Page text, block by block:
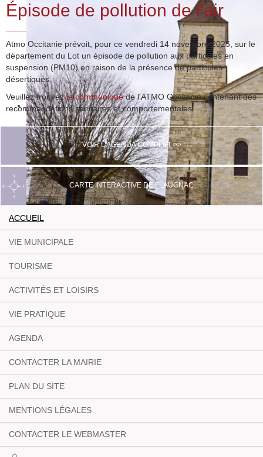
Épisode de pollution de l'air
Atmo Occitanie prévoit, pour ce vendredi 14 novembre 2025, sur le
département du Lot un épisode de pollution aux particules en
suspension (PM10) en raison de la présence de particules
désertiques.
Veuillez trouvezle communiquéde l'ATMO Occitanie contenant des
recommandations sanitaires et comportementales.
VOIR L'AGENDA COMPLET >>
CARTE INTERACTIVE DE FLAUGNAC
ACCUEIL
VIE MUNICIPALE
TOURISME
ACTIVITÉS ET LOISIRS
VIE PRATIQUE
AGENDA
CONTACTER LA MAIRIE
PLAN DU SITE
MENTIONS LÉGALES
CONTACTER LE WEBMASTER